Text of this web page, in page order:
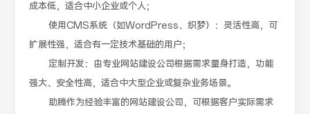
成本低，适合中小企业或个人；
使用CMS系统（如WordPress、织梦）：灵活性高，可
扩展性强，适合有一定技术基础的用户；
定制开发：由专业网站建设公司根据需求量身打造，功能
强大、安全性高，适合中大型企业或复杂业务场景。
助腾作为经验丰富的网站建设公司，可根据客户实际需求